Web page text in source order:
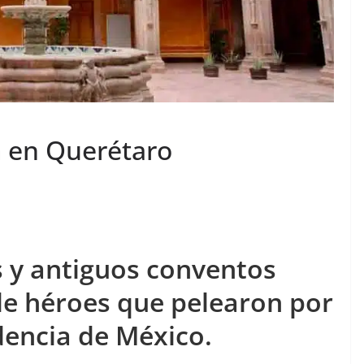
Querétaro
y antiguos conventos
héroes que pelearon por
de México.